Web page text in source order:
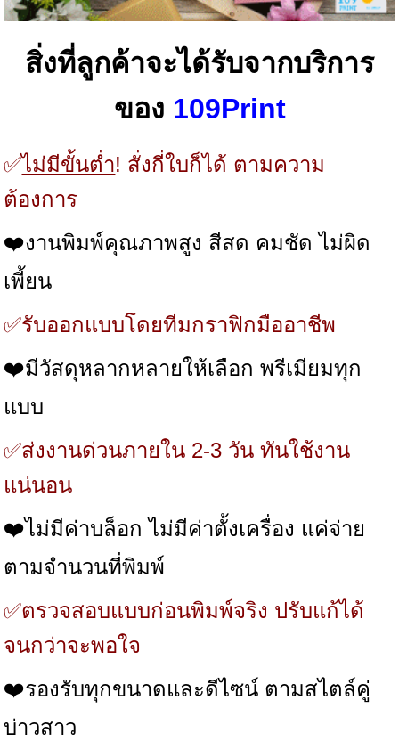
สิ่งที่ลูกค้าจะได้รับจากบริการ
ของ 109Print
✅ไม่มีขั้นต่ำ! สั่งกี่ใบก็ได้ ตามความ
ต้องการ
❤️งานพิมพ์คุณภาพสูง สีสด คมชัด ไม่ผิด
เพี้ยน
✅รับออกแบบโดยทีมกราฟิกมืออาชีพ
❤️มีวัสดุหลากหลายให้เลือก พรีเมียมทุก
แบบ
✅ส่งงานด่วนภายใน 2-3 วัน ทันใช้งาน
แน่นอน
❤️ไม่มีค่าบล็อก ไม่มีค่าตั้งเครื่อง แค่จ่าย
ตามจำนวนที่พิมพ์
✅ตรวจสอบแบบก่อนพิมพ์จริง ปรับแก้ได้
จนกว่าจะพอใจ
❤️รองรับทุกขนาดและดีไซน์ ตามสไตล์คู่
บ่าวสาว